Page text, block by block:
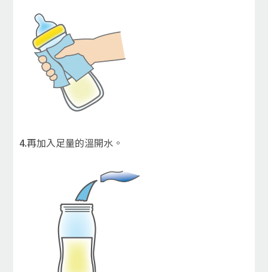
4.再加入足量的溫開水。